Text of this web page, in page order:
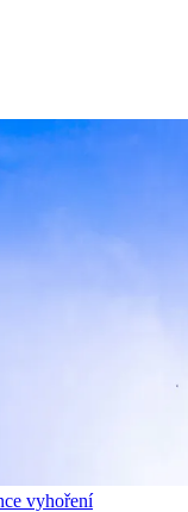
vyhoření